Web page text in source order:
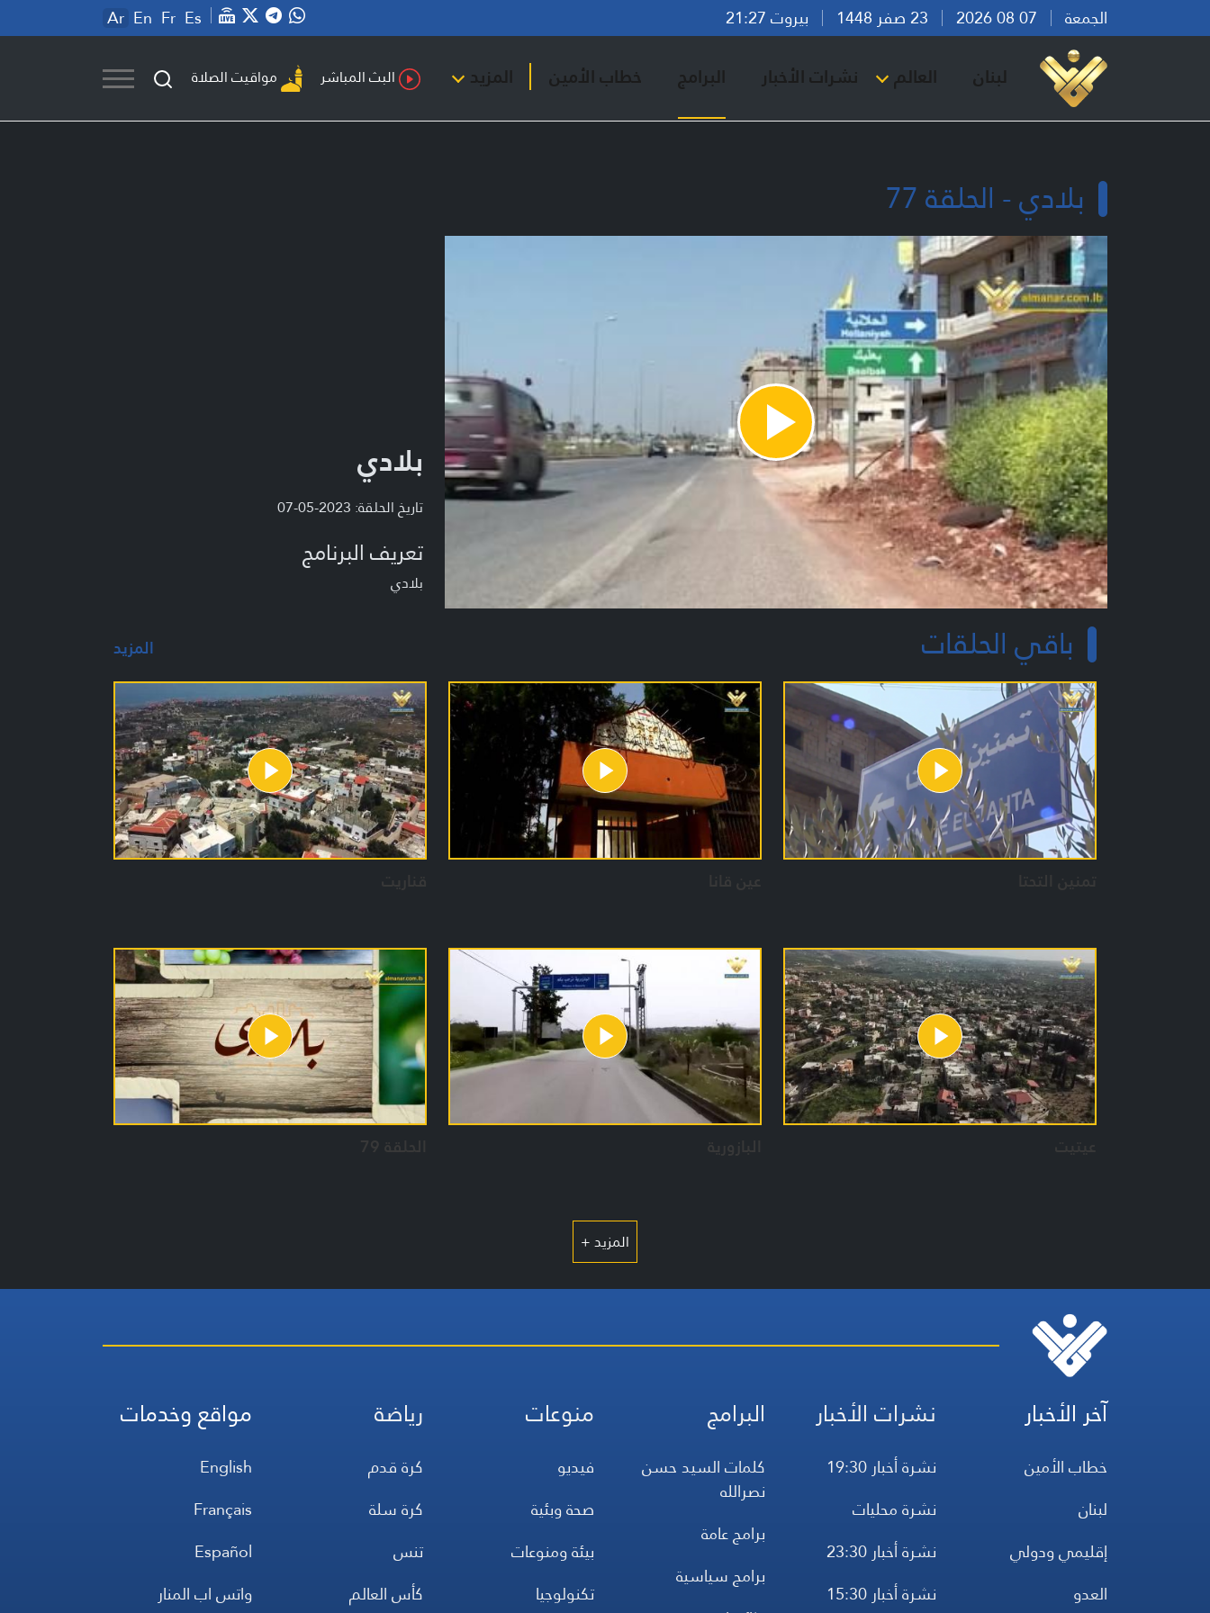
الجمعة بيروت 21:27 Ar En Fr Es
لبنان العالم نشرات الأخبار البرامج خطاب الأمين المزيد البث المباشر مواقيت الصلاة
بلادي - الحلقة 77
Play
Video
بلادي
تاريخ الحلقة: 2023-05-07
تعريف البرنامج
بلادي
باقي الحلقات المزيد
تمنين التحتا عين قانا قناريت
عيتيت البازورية الحلقة 79
المزيد +
آخر الأخبار
خطاب الأمين
لبنان
إقليمي ودولي
العدو
نشرات الأخبار
نشرة أخبار 19:30
نشرة محليات
نشرة أخبار 23:30
نشرة أخبار 15:30
البرامج
كلمات السيد حسن
نصرالله
برامج عامة
برامج سياسية
منوعات
فيديو
صحة وبئية
بيئة ومنوعات
تكنولوجيا
رياضة
كرة قدم
كرة سلة
تنس
كأس العالم
مواقع وخدمات
English
Français
Español
واتس اب المنار